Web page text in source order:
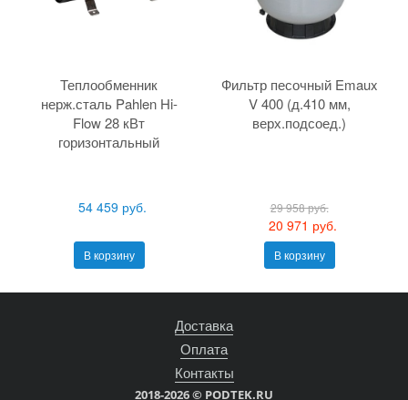
Теплообменник
нерж.сталь Pahlen Hi-
Flow 28 кВт
горизонтальный
54 459 руб.
В корзину
Фильтр песочный Emaux
V 400 (д.410 мм,
верх.подсоед.)
29 958 руб.
20 971 руб.
В корзину
Доставка
Оплата
Контакты
2018-2026 © PODTEK.RU